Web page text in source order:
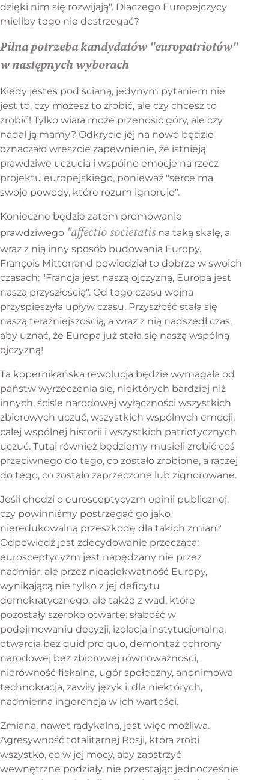
dzięki nim się rozwijają". Dlaczego Europejczycy
mieliby tego nie dostrzegać?
Pilna potrzeba kandydatów "europatriotów"
w następnych wyborach
Kiedy jesteś pod ścianą, jedynym pytaniem nie
jest to, czy możesz to zrobić, ale czy chcesz to
zrobić! Tylko wiara może przenosić góry, ale czy
nadal ją mamy? Odkrycie jej na nowo będzie
oznaczało wreszcie zapewnienie, że istnieją
prawdziwe uczucia i wspólne emocje na rzecz
projektu europejskiego, ponieważ "serce ma
swoje powody, które rozum ignoruje".
Konieczne będzie zatem promowanie
prawdziwego "affectio societatisna taką skalę, a
wraz z nią inny sposób budowania Europy.
François Mitterrand powiedział to dobrze w swoich
czasach: "Francja jest naszą ojczyzną, Europa jest
naszą przyszłością". Od tego czasu wojna
przyspieszyła upływ czasu. Przyszłość stała się
naszą teraźniejszością, a wraz z nią nadszedł czas,
aby uznać, że Europa już stała się naszą wspólną
ojczyzną!
Ta kopernikańska rewolucja będzie wymagała od
państw wyrzeczenia się, niektórych bardziej niż
innych, ściśle narodowej wyłączności wszystkich
zbiorowych uczuć, wszystkich wspólnych emocji,
całej wspólnej historii i wszystkich patriotycznych
uczuć. Tutaj również będziemy musieli zrobić coś
przeciwnego do tego, co zostało zrobione, a raczej
do tego, co zostało zaprzeczone lub zignorowane.
Jeśli chodzi o eurosceptycyzm opinii publicznej,
czy powinniśmy postrzegać go jako
nieredukowalną przeszkodę dla takich zmian?
Odpowiedź jest zdecydowanie przecząca:
eurosceptycyzm jest napędzany nie przez
nadmiar, ale przez nieadekwatność Europy,
wynikającą nie tylko z jej deficytu
demokratycznego, ale także z wad, które
pozostały szeroko otwarte: słabość w
podejmowaniu decyzji, izolacja instytucjonalna,
otwarcia bez quid pro quo, demontaż ochrony
narodowej bez zbiorowej równoważności,
nierówność fiskalna, ugór społeczny, anonimowa
technokracja, zawiły język i, dla niektórych,
nadmierna ingerencja w ich wartości.
Zmiana, nawet radykalna, jest więc możliwa.
Agresywność totalitarnej Rosji, która zrobi
wszystko, co w jej mocy, aby zaostrzyć
wewnętrzne podziały, nie przestając jednocześnie